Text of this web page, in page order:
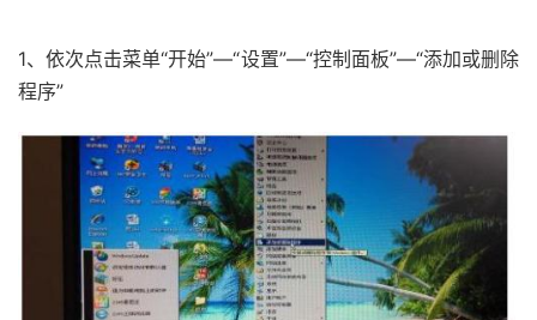
1、依次点击菜单“开始”—“设置”—“控制面板”—“添加或删除
程序”